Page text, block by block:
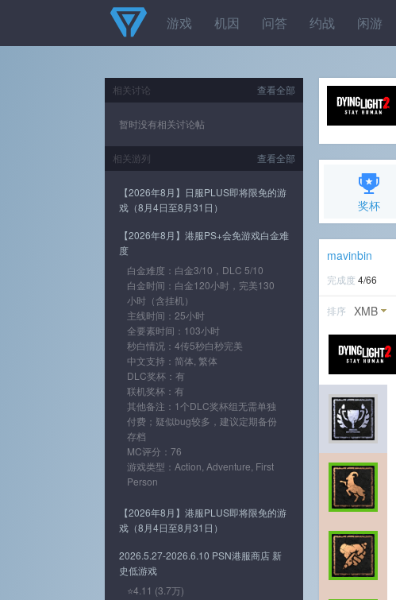
游戏 机因 问答 约战 闲游
奖杯
mavinbin
完成度 4/66
排序 XMB
查看全部
相关讨论
暂时没有相关讨论帖
查看全部
相关游列
【2026年8月】日服PLUS即将限免的游
戏（8月4日至8月31日）
【2026年8月】港服PS+会免游戏白金难
度
白金难度：白金3/10，DLC 5/10
白金时间：白金120小时，完美130
小时（含挂机）
主线时间：25小时
全要素时间：103小时
秒白情况：4传5秒白秒完美
中文支持：简体, 繁体
DLC奖杯：有
联机奖杯：有
其他备注：1个DLC奖杯组无需单独
付费；疑似bug较多，建议定期备份
存档
MC评分：76
游戏类型：Action, Adventure, First
Person
【2026年8月】港服PLUS即将限免的游
戏（8月4日至8月31日）
2026.5.27-2026.6.10 PSN港服商店 新
史低游戏
⭐4.11 (3.7万)